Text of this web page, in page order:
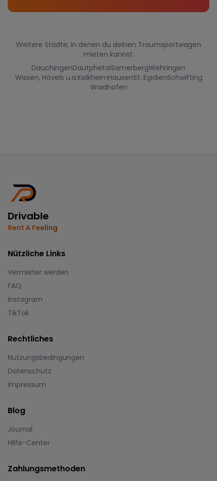
Weitere Städte, in denen du deinen Traumsportwagen
mieten kannst.
DauchingenDautphetalSamerbergWehringen
Wissen, Hövels u.a.KelkheimHausenSt. EgidienSchwifting
Waidhofen
Drivable
Rent A Feeling
Nützliche Links
Vermieter werden
FAQ
Instagram
TikTok
Rechtliches
Nutzungsbedingungen
Datenschutz
Impressum
Blog
Journal
Hilfe-Center
Zahlungsmethoden